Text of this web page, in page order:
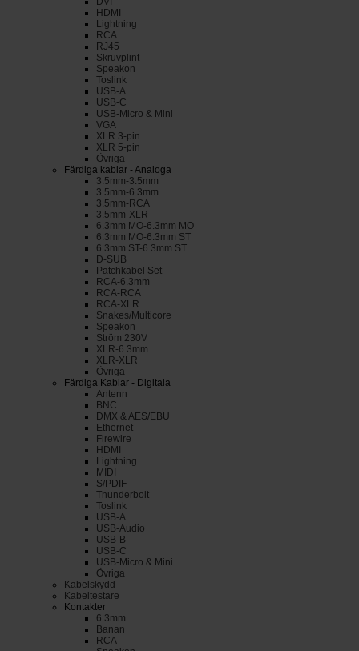
HDMI
Lightning
RCA
RJ45
Skruvplint
Speakon
Toslink
USB-A
USB-C
USB-Micro & Mini
VGA
XLR 3-pin
XLR 5-pin
Övriga
Färdiga kablar - Analoga
3.5mm-3.5mm
3.5mm-6.3mm
3.5mm-RCA
3.5mm-XLR
6.3mm MO-6.3mm MO
6.3mm MO-6.3mm ST
6.3mm ST-6.3mm ST
D-SUB
Patchkabel Set
RCA-6.3mm
RCA-RCA
RCA-XLR
Snakes/Multicore
Speakon
Ström 230V
XLR-6.3mm
XLR-XLR
Övriga
Färdiga Kablar - Digitala
Antenn
BNC
DMX & AES/EBU
Ethernet
Firewire
HDMI
Lightning
MIDI
S/PDIF
Thunderbolt
Toslink
USB-A
USB-Audio
USB-B
USB-C
USB-Micro & Mini
Övriga
Kabelskydd
Kabeltestare
Kontakter
6.3mm
Banan
RCA